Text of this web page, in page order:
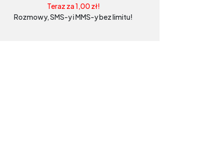
Teraz za 1,00 zł!
Rozmowy, SMS-y i MMS-y bez limitu!